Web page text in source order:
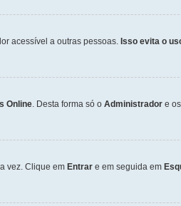
acessível a outras pessoas. Isso evita o
Online. Desta forma só o Administrador e os
vez. Clique em Entrar e em seguida em